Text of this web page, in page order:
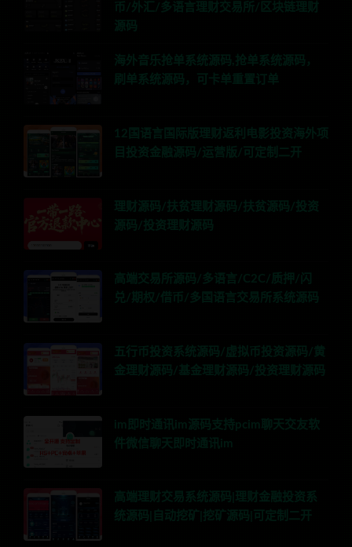
币/外汇/多语言理财交易所/区块链理财
源码
海外音乐抢单系统源码,抢单系统源码，
刷单系统源码，可卡单重置订单
12国语言国际版理财返利电影投资海外项
目投资金融源码/运营版/可定制二开
理财源码/扶贫理财源码/扶贫源码/投资
源码/投资理财源码
高端交易所源码/多语言/C2C/质押/闪
兑/期权/借币/多国语言交易所系统源码
五行币投资系统源码/虚拟币投资源码/黄
金理财源码/基金理财源码/投资理财源码
im即时通讯im源码支持pcim聊天交友软
件微信聊天即时通讯im
高端理财交易系统源码|理财金融投资系
统源码|自动挖矿|挖矿源码|可定制二开